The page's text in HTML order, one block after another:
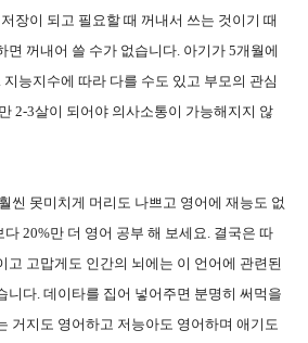
장이 되고 필요할 때 꺼내서 쓰는 것이기 때
면 꺼내어 쓸 수가 없습니다. 아기가 5개월에
능지수에 따라 다를 수도 있고 부모의 관심
2-3살이 되어야 의사소통이 가능해지지 않
씬 못미치게 머리도 나쁘고 영어에 재능도 없
20%만 더 영어 공부 해 보세요. 결국은 따
고 고맙게도 인간의 뇌에는 이 언어에 관련된
니다. 데이타를 집어 넣어주면 분명히 써먹을
거지도 영어하고 저능아도 영어하며 애기도